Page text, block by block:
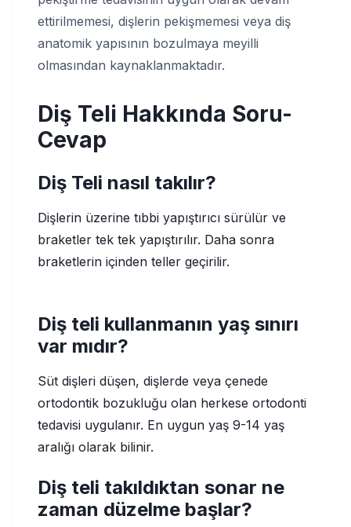
ettirilmemesi, dişlerin pekişmemesi veya diş
anatomik yapısının bozulmaya meyilli
olmasından kaynaklanmaktadır.
Diş Teli Hakkında Soru-
Cevap
Diş Teli nasıl takılır?
Dişlerin üzerine tıbbi yapıştırıcı sürülür ve
braketler tek tek yapıştırılır. Daha sonra
braketlerin içinden teller geçirilir.
Diş teli kullanmanın yaş sınırı
var mıdır?
Süt dişleri düşen, dişlerde veya çenede
ortodontik bozukluğu olan herkese ortodonti
tedavisi uygulanır. En uygun yaş 9-14 yaş
aralığı olarak bilinir.
Diş teli takıldıktan sonar ne
zaman düzelme başlar?